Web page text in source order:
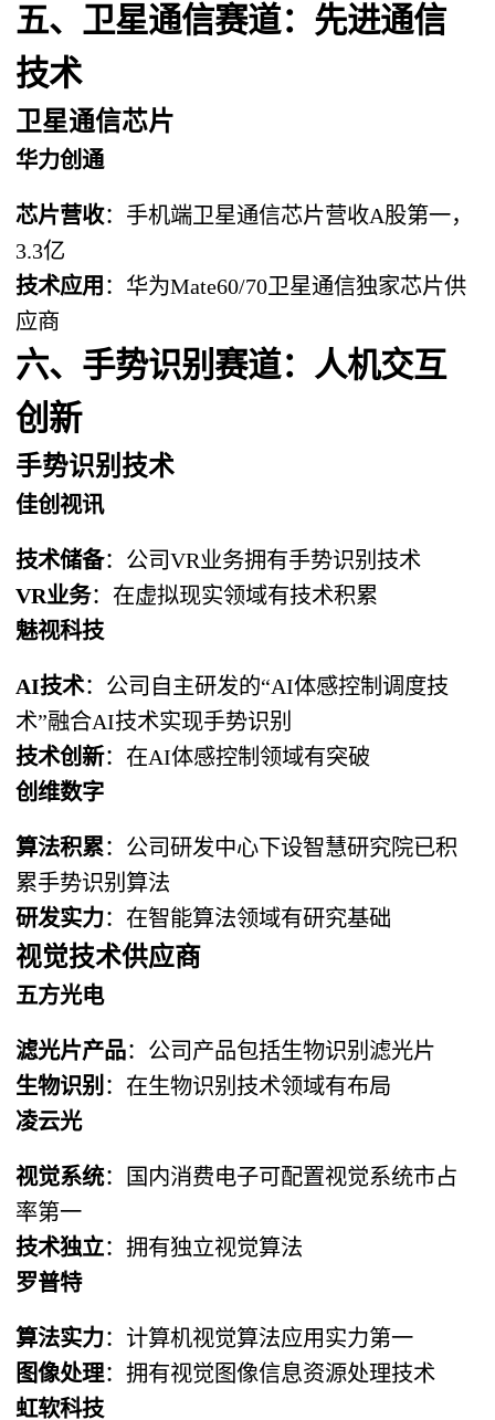
五、卫星通信赛道：先进通信
技术
卫星通信芯片
华力创通
芯片营收：手机端卫星通信芯片营收A股第一，
3.3亿
技术应用 ：华为Mate60/70卫星通信独家芯片供
应商
六、手势识别赛道：人机交互
创新
手势识别技术
佳创视讯
技术储备：公司VR业务拥有手势识别技术
VR业务：在虚拟现实领域有技术积累
魅视科技
AI技术：公司自主研发的“AI体感控制调度技
术”融合AI技术实现手势识别
技术创新：在AI体感控制领域有突破
创维数字
算法积累：公司研发中心下设智慧研究院已积
累手势识别算法
研发实力：在智能算法领域有研究基础
视觉技术供应商
五方光电
滤光片产品：公司产品包括生物识别滤光片
生物识别 ：在生物识别技术领域有布局
凌云光
视觉系统：国内消费电子可配置视觉系统市占
率第一
技术独立：拥有独立视觉算法
罗普特
算法实力：计算机视觉算法应用实力第一
图像处理：拥有视觉图像信息资源处理技术
虹软科技